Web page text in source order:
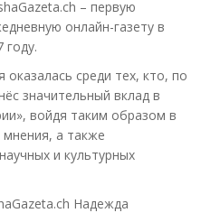
– первую
онлайн-газету в
среди тех, кто, по
значительный вклад в
войдя таким образом в
а также
и культурных
Надежда